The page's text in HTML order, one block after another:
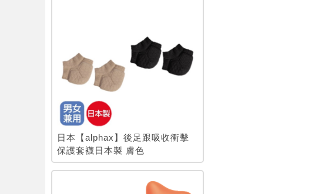
日本【alphax】後足跟吸收衝擊
保護套襪日本製 膚色